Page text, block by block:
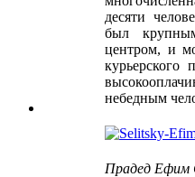
десяти
был
центром, и
курьерского
небедным
Прадед Ефим